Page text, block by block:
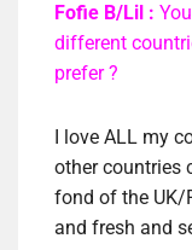
Fofie B/Lil :
different
prefer ?
I love ALL my
other countries
fond of the UK/
and fresh and